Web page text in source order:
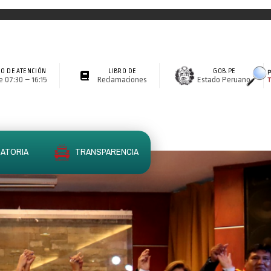
DE ATENCIÓN
07:30 – 16:15
LIBRO DE
Reclamaciones
GOB.PE
Estado Peruano
TRANSPARENCIA